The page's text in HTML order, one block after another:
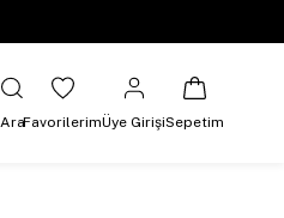
AraFavorilerimÜye GirişiSepetim